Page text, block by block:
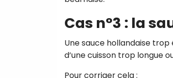
Cas n°3 : la
Une sauce hollandaise
d’une cuisson trop longue
Pour corriger cela :